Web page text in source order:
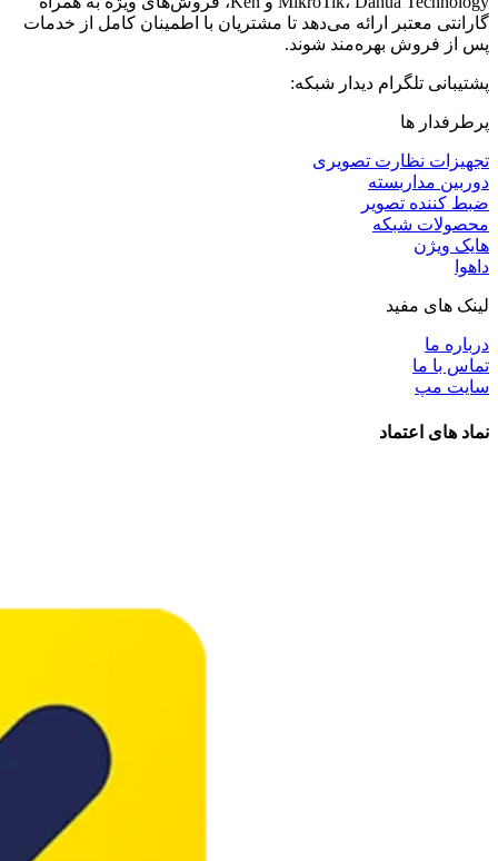
گارانتی معتبر ارائه می‌دهد تا مشتریان با اطمینان کامل از خدمات
پس از فروش بهره‌مند شوند.
پشتیبانی تلگرام دیدار شبکه:
پرطرفدار ها
تجهیزات نظارت تصویری
دوربین مداربسته
ضبط کننده تصویر
محصولات شبکه
هایک ویژن
داهوا
لینک های مفید
درباره ما
تماس با ما
سایت مپ
نماد های اعتماد